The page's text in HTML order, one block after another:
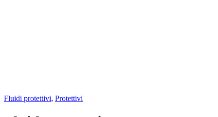
Fluidi protettivi, Protettivi